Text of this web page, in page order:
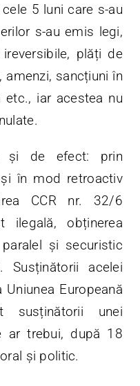
5 luni care s-au
s-au emis legi,
plăți de
sancțiuni în
iar acestea nu
și de efect: prin
în mod retroactiv
CCR nr. 32/6
obținerea
și securistic
acelei
Europeană
susținătorii unei
ar trebui, după 18
și politic.